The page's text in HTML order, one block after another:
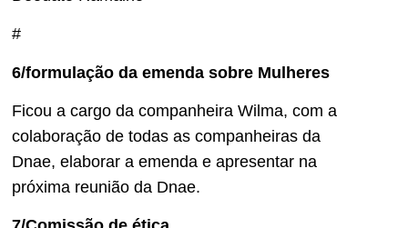
#
6/formulação da emenda sobre Mulheres
Ficou a cargo da companheira Wilma, com a
colaboração de todas as companheiras da
Dnae, elaborar a emenda e apresentar na
próxima reunião da Dnae.